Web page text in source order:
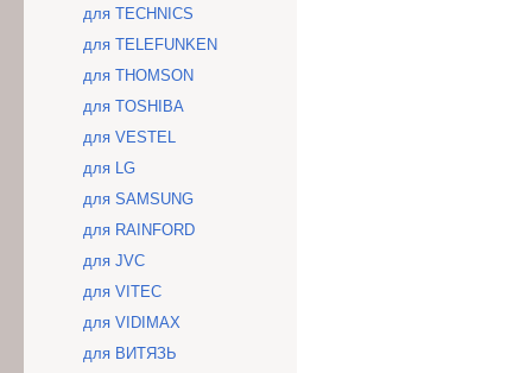
для TECHNICS
для TELEFUNKEN
для THOMSON
для TOSHIBA
для VESTEL
для LG
для SAMSUNG
для RAINFORD
для JVC
для VITEC
для VIDIMAX
для ВИТЯЗЬ